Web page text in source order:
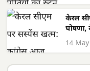
केरल
घोषणा,
14